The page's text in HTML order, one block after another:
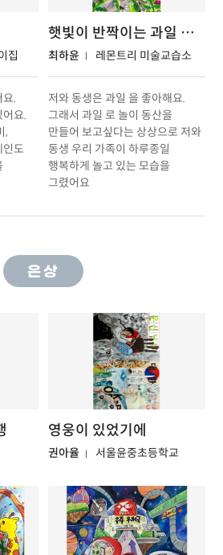
집
.
요.
,
인도
햇빛이 반짝이는 과일 놀이동산
최하윤 레몬트리 미술교습소
저와 동생은 과일 을 좋아해요.
그래서 과일 로 놀이 동산을
만들어 보고싶다는 상상으로 저와
동생 우리 가족이 하루종일
행복하게 놀고 있는 모습을
그렸어요
은상
영웅이 있었기에
권아율 서울윤중초등학교